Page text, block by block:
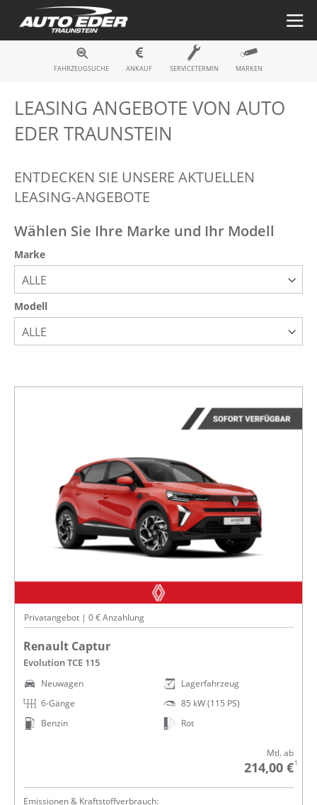
Fahrzeugsuche
FAHRZEUGSUCHE ANKAUF SERVICETERMIN MARKEN
LEASING ANGEBOTE VON AUTO
EDER TRAUNSTEIN
ENTDECKEN SIE UNSERE AKTUELLEN
LEASING-ANGEBOTE
Wählen Sie Ihre Marke und Ihr Modell
Marke
ALLE
Modell
ALLE
Privatangebot | 0 € Anzahlung
Renault Captur
Evolution TCE 115
Neuwagen
6-Gänge
Benzin
Lagerfahrzeug
85 kW (115 PS)
Rot
Mtl. ab
214,00 €1
Emissionen & Kraftstoffverbrauch: